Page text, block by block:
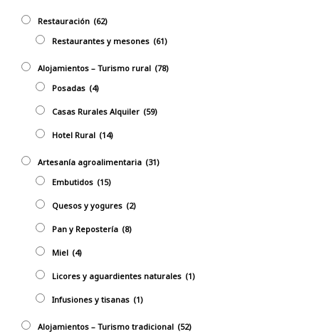
Restauración (62)
Restaurantes y mesones (61)
Alojamientos – Turismo rural (78)
Posadas (4)
Casas Rurales Alquiler (59)
Hotel Rural (14)
Artesanía agroalimentaria (31)
Embutidos (15)
Quesos y yogures (2)
Pan y Repostería (8)
Miel (4)
Licores y aguardientes naturales (1)
Infusiones y tisanas (1)
Alojamientos – Turismo tradicional (52)